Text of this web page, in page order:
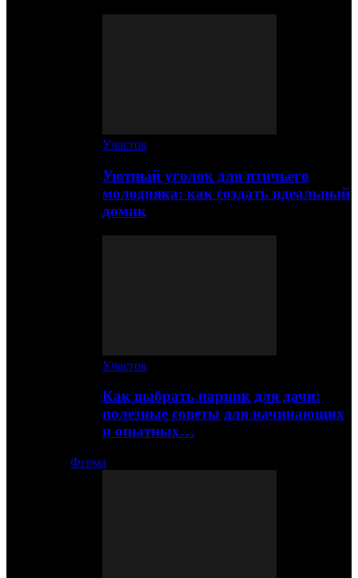
Участок
Уютный уголок для птичьего
молодняка: как создать идеальный
домик
Участок
Как выбрать парник для дачи:
полезные советы для начинающих
и опытных…
Ферма